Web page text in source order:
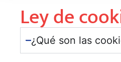
Ley de
¿Qué son las